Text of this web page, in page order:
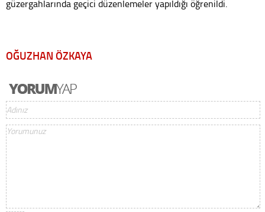
güzergahlarında geçici düzenlemeler yapıldığı öğrenildi.
OĞUZHAN ÖZKAYA